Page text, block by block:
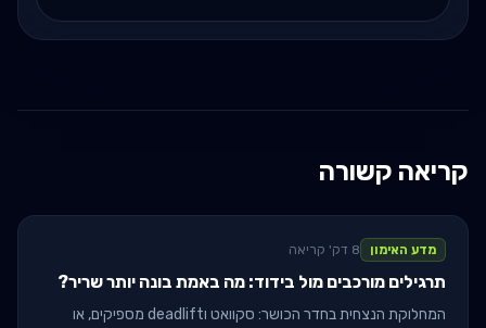
קריאה קשורה
מדע האימון 8 דק' קריאה
תרגילים מורכבים מול בידוד: מה באמת בונה יותר שריר?
המחלוקת הנצחית בחדר הכושר: סקוואט וdeadlift מספיקים, או